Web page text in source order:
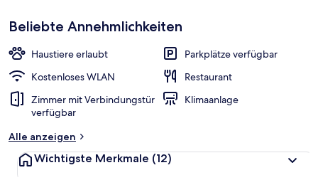
Beliebte Annehmlichkeiten
Haustiere erlaubt
Parkplätze verfügbar
Kostenloses WLAN
Restaurant
Zimmer mit Verbindungstür
verfügbar
Klimaanlage
Alle anzeigen
Wichtigste Merkmale (12)